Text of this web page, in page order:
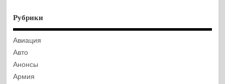
Рубрики
Авиация
Авто
Анонсы
Армия